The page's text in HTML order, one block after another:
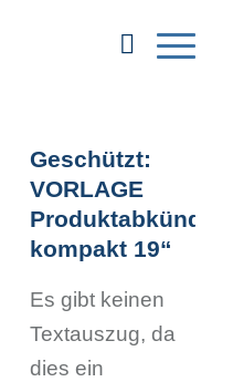
Geschützt:
VORLAGE
kompakt 19“
Es gibt keinen
Textauszug, da
dies ein